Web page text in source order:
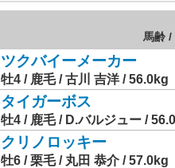
馬齢 /
ツクバイーメーカー
牡4 / 鹿毛 / 古川 吉洋 / 56.0kg
タイガーボス
牡4 / 鹿毛 / D.バルジュー /
クリノロッキー
牡6 / 栗毛 / 丸田 恭介 / 57.0kg